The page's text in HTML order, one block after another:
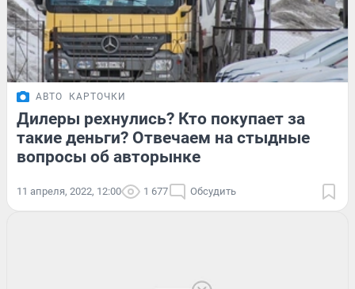
АВТО КАРТОЧКИ
Дилеры рехнулись? Кто покупает за
такие деньги? Отвечаем на стыдные
вопросы об авторынке
11 апреля, 2022, 12:00 1 677 Обсудить